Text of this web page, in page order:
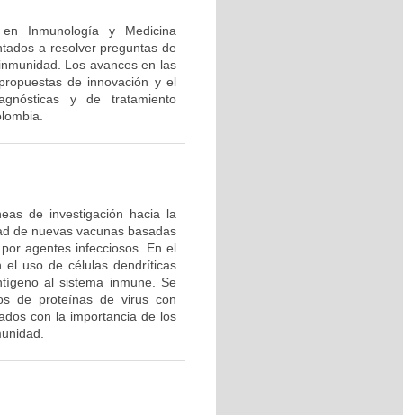
Inmunología y Medicina
a resolver preguntas de
Los avances en las
de innovación y el
y de tratamiento
de investigación hacia la
de nuevas vacunas basadas
agentes infecciosos. En el
el uso de células dendríticas
al sistema inmune. Se
de proteínas de virus con
con la importancia de los